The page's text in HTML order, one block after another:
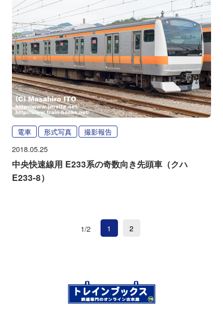
電車 形式写真 撮影報告
2018.05.25
中央快速線用 E233系の奇数向き先頭車（クハ
E233-8）
1/2 1 2